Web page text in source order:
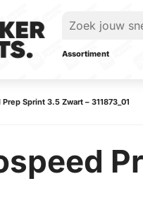
Assortiment
Sprint 3.5 Zwart – 311873_01